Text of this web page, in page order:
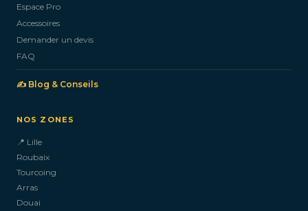
Espace Pro
Accessoires
Demander un devis
FAQ
✍️ Blog & Conseils
NOS ZONES
📍 Lille
Roubaix
Tourcoing
Arras
Douai